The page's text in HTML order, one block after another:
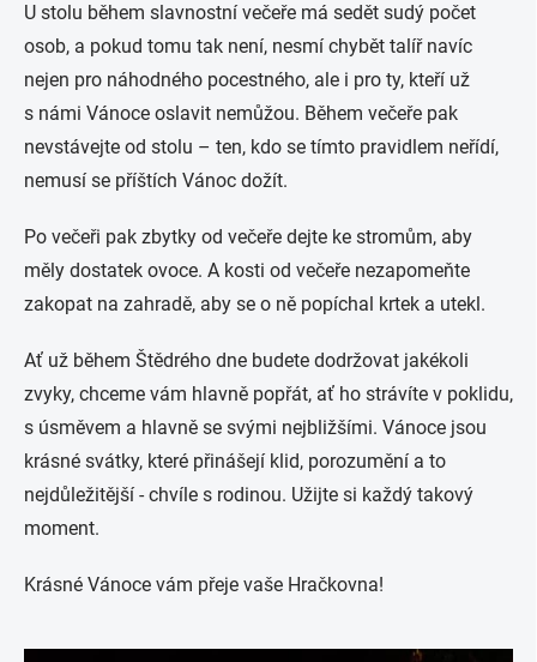
U stolu během slavnostní večeře má sedět sudý počet
osob, a pokud tomu tak není, nesmí chybět talíř navíc
nejen pro náhodného pocestného, ale i pro ty, kteří už
s námi Vánoce oslavit nemůžou. Během večeře pak
nevstávejte od stolu – ten, kdo se tímto pravidlem neřídí,
nemusí se příštích Vánoc dožít.
Po večeři pak zbytky od večeře dejte ke stromům, aby
měly dostatek ovoce. A kosti od večeře nezapomeňte
zakopat na zahradě, aby se o ně popíchal krtek a utekl.
Ať už během Štědrého dne budete dodržovat jakékoli
zvyky, chceme vám hlavně popřát, ať ho strávíte v poklidu,
s úsměvem a hlavně se svými nejbližšími. Vánoce jsou
krásné svátky, které přinášejí klid, porozumění a to
nejdůležitější - chvíle s rodinou. Užijte si každý takový
moment.
Krásné Vánoce vám přeje vaše Hračkovna!